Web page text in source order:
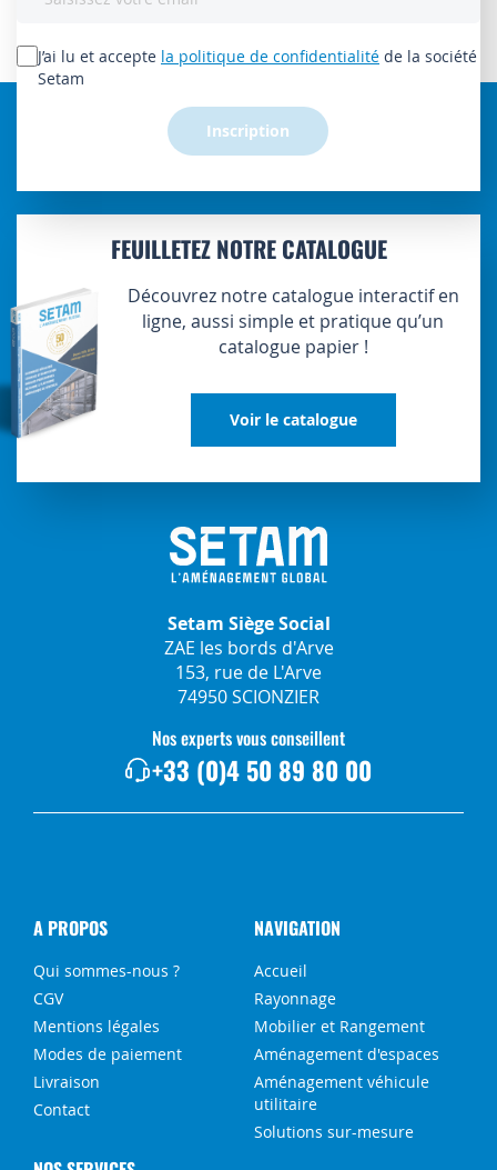
lettre
d’information
J’ai lu et accepte la politique de confidentialité de la société
Setam
Inscription
FEUILLETEZ NOTRE CATALOGUE
Découvrez notre catalogue interactif en
ligne, aussi simple et pratique qu’un
catalogue papier !
Voir le catalogue
Setam Siège Social
ZAE les bords d'Arve
153, rue de L'Arve
74950 SCIONZIER
Nos experts vous conseillent
+33 (0)4 50 89 80 00
A PROPOS
Qui sommes-nous ?
CGV
Mentions légales
Modes de paiement
Livraison
Contact
NAVIGATION
Accueil
Rayonnage
Mobilier et Rangement
Aménagement d'espaces
Aménagement véhicule
utilitaire
Solutions sur-mesure